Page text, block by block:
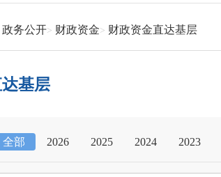
政务公开 财政资金 财政资金直达基层
基层
全部 2026 2025 2024 2023